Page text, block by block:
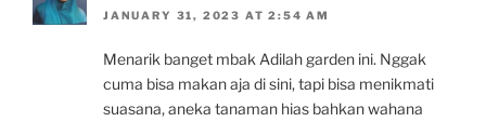
JANUARY 31, 2023 AT 2:54 AM
Menarik banget mbak Adilah garden ini. Nggak
cuma bisa makan aja di sini, tapi bisa menikmati
suasana, aneka tanaman hias bahkan wahana